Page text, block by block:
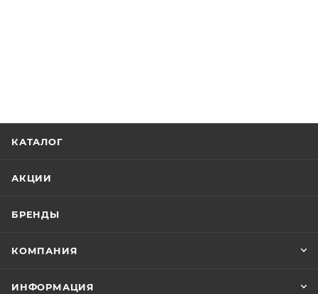
КАТАЛОГ
АКЦИИ
БРЕНДЫ
КОМПАНИЯ
ИНФОРМАЦИЯ